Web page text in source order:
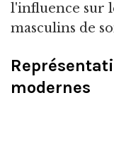
l'influence sur
masculins de
modernes